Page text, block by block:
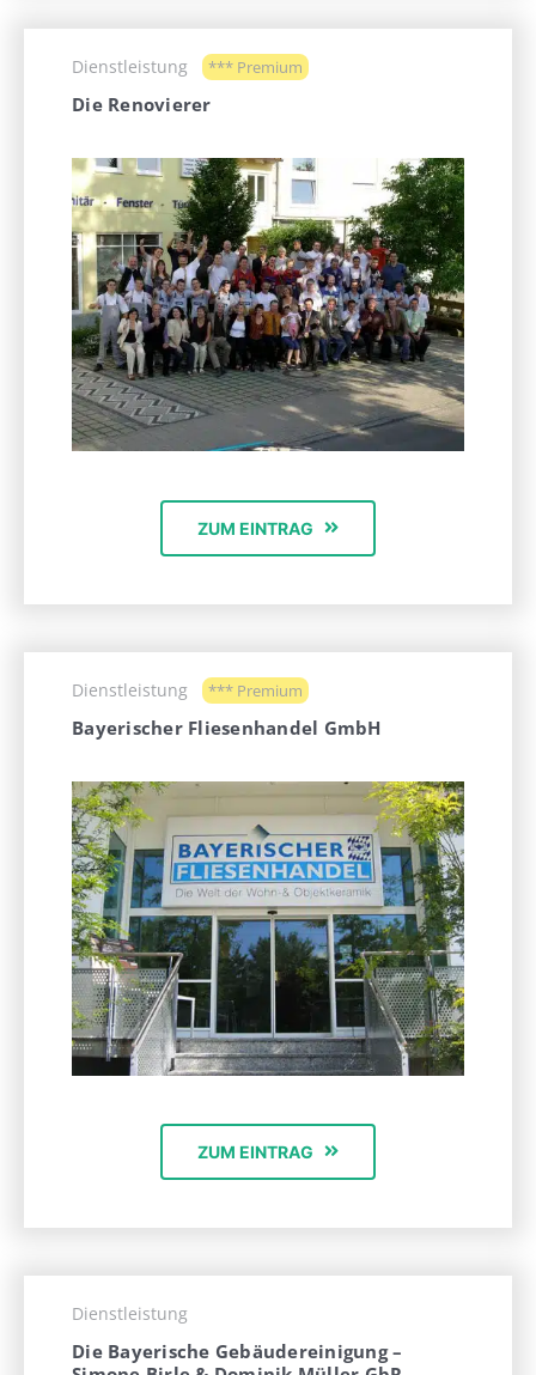
Dienstleistung *** Premium
Die Renovierer
ZUM EINTRAG
Dienstleistung *** Premium
Bayerischer Fliesenhandel GmbH
ZUM EINTRAG
Dienstleistung
Die Bayerische Gebäudereinigung –